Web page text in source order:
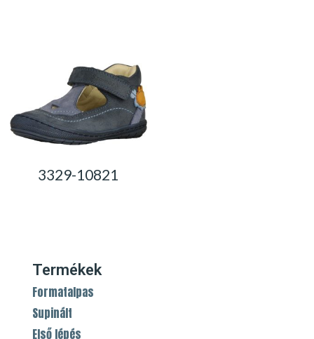
3329-10821
Termékek
Formatalpas
Supinált
Első lépés